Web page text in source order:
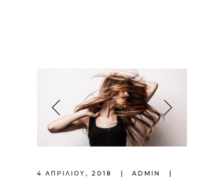
4 ΑΠΡΙΛΊΟΥ, 2018
ADMIN